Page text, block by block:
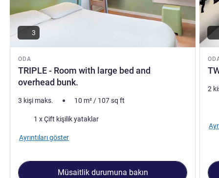
ODA
TRIPLE - Room with large bed and
overhead bunk.
3
3 kişi maks. 10 m²/ 107sq ft
1 x Çift kişilik yataklar
Ayrıntıları göster
Müsaitlik durumuna bakın
2